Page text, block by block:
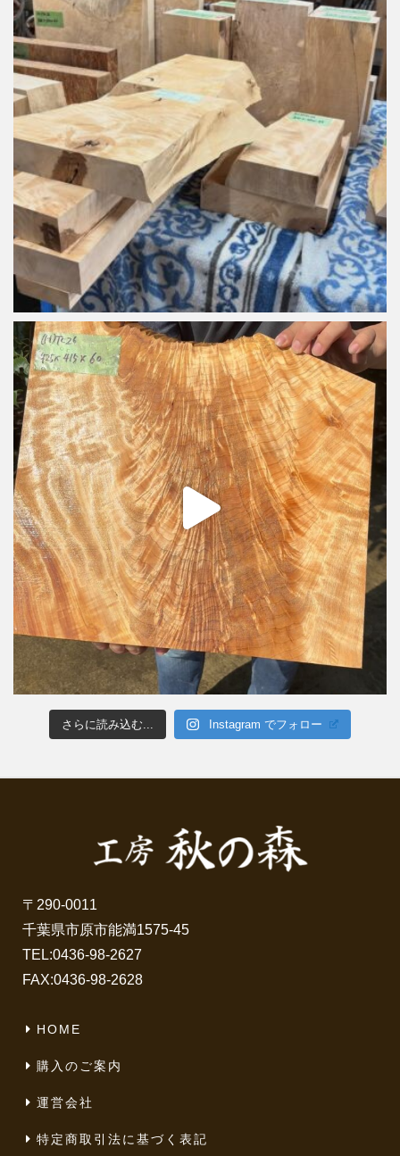
さらに読み込む... Instagram でフォロー
〒290-0011
千葉県市原市能満1575-45
TEL:0436-98-2627
FAX:0436-98-2628
HOME
購入のご案内
運営会社
特定商取引法に基づく表記